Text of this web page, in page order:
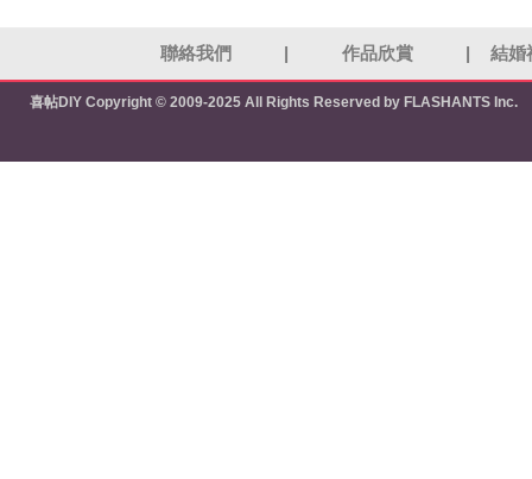
聯絡我們 作品欣賞 結婚
喜帖DIY Copyright © 2009-2025 All Rights Reserved by FLASHANTS Inc.